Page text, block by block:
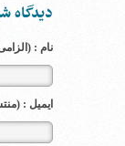
دیدگاه
نام :
ایمیل :